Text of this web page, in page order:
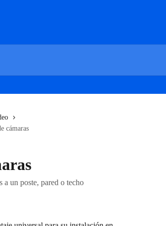
cámaras
a un poste, pared o techo